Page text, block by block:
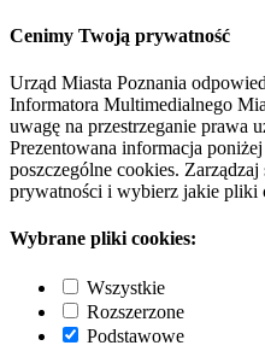
Cenimy Twoją prywatność
Urząd Miasta Poznania
Informatora Multimedialnego
uwagę na przestrzeganie prawa
Prezentowana informacja
poszczególne cookies.
prywatności i wybierz jakie pliki
Wybrane pliki cookies:
Wszystkie
Rozszerzone
Podstawowe